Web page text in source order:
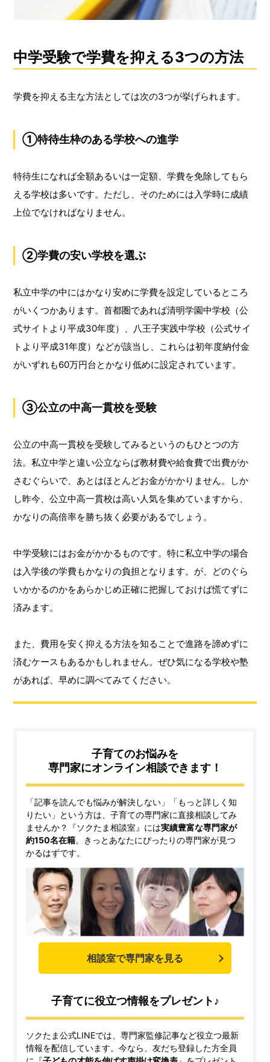
中学受験で学費を抑える3つの方法
学費を抑える主な方法としては次の3つが挙げられます。
①特待生枠のある学校への進学
特待生になれば全額あるいは一定額、学費を免除してもら
える学校は多いです。ただし、そのためには入学時に成績
上位でなければなりません。
②学費の安い学校を選ぶ
私立中学の中にはかなり安めに学費を設定しているところ
がいくつかあります。首都圏であれば清明学園中学校（公
式サイトより平成30年度）、八王子実践中学校（公式サイ
トより平成31年度）などが該当し、これらは初年度納付金
がいずれも60万円台とかなり低めに設定されています。
③公立の中高一貫校を受験
公立の中高一貫校を受験してみるというのもひとつの方
法。私立中学と違い公立ならば教材費や給食費で出費がか
さむぐらいで、あとはほとんどお金がかかりません。しか
し昨今、公立中高一貫校は高い人気を集めていますから、
かなりの高倍率を勝ち抜く必要があるでしょう。
中学受験にはお金がかかるものです。特に私立中学の場合
は入学後の学費もかなりの負担となります。が、どのぐら
いかかるのかをあらかじめ正確に把握しておけば慌てずに
済みます。
また、費用を安く抑える方法を知ることで進路を諦めずに
済むケースもあるかもしれません。ぜひ気になる学校や塾
があれば、早めに調べてみてください。
子育てのお悩みを
専門家にオンライン相談できます！
「記事を読んでも悩みが解決しない」「もっと詳しく知
りたい」という方は、子育ての専門家に直接相談してみ
ませんか？『ソクたま相談室』には実績豊富な専門家が
約150名在籍。きっとあなたにぴったりの専門家が見つ
かるはずです。
相談室で専門家を見る
子育てに役立つ情報をプレゼント♪
ソクたま公式LINEでは、専門家監修記事など役立つ最新
情報を配信しています。今なら、友だち登録した方全員